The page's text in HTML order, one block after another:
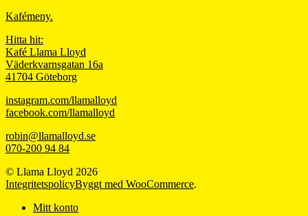
Kafémeny.
Hitta hit:
Kafé Llama Lloyd
Väderkvarnsgatan 16a
41704 Göteborg
instagram.com/llamalloyd
facebook.com/llamalloyd
robin@llamalloyd.se
070-200 94 84
© Llama Lloyd 2026
IntegritetspolicyByggt med WooCommerce.
Mitt konto